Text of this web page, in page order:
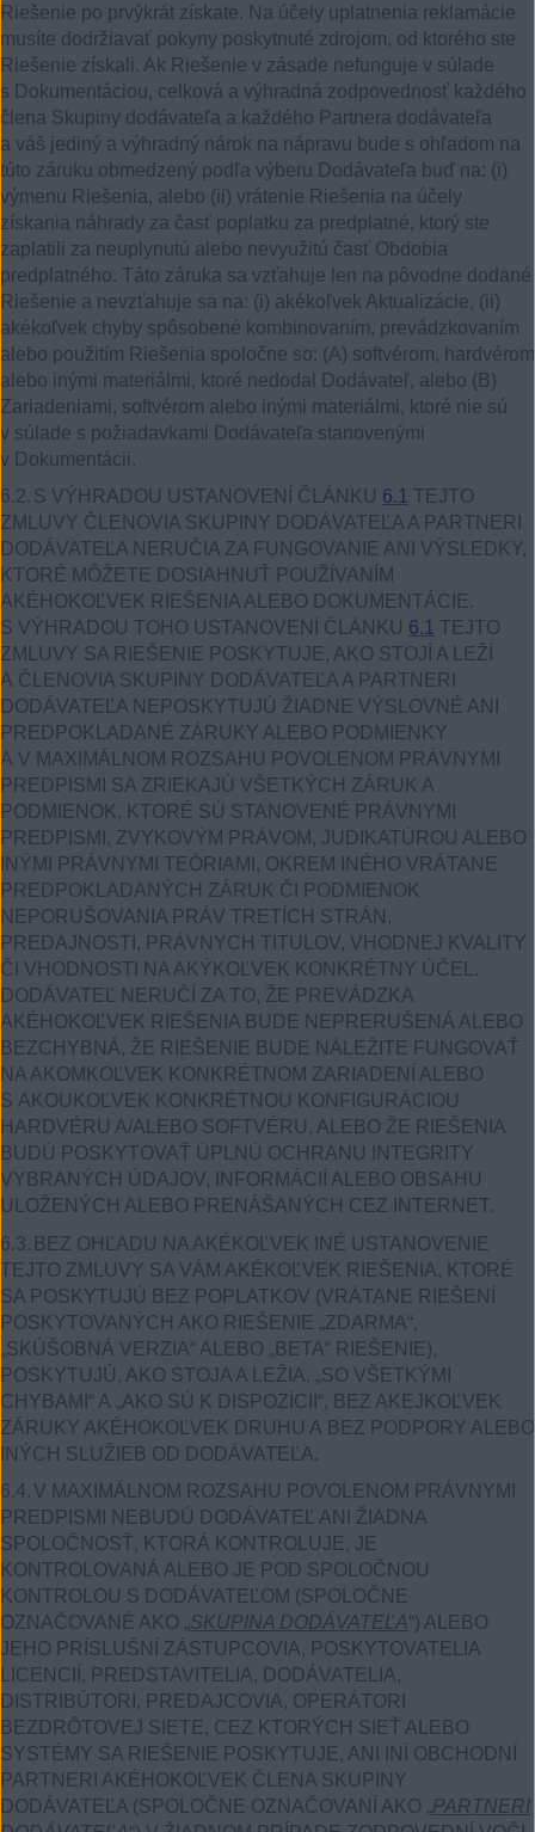
Riešenie po prvýkrát získate. Na účely uplatnenia reklamácie
musíte dodržiavať pokyny poskytnuté zdrojom, od ktorého ste
Riešenie získali. Ak Riešenie v zásade nefunguje v súlade
s Dokumentáciou, celková a výhradná zodpovednosť každého
člena Skupiny dodávateľa a každého Partnera dodávateľa
a váš jediný a výhradný nárok na nápravu bude s ohľadom na
túto záruku obmedzený podľa výberu Dodávateľa buď na: (i)
výmenu Riešenia, alebo (ii) vrátenie Riešenia na účely
získania náhrady za časť poplatku za predplatné, ktorý ste
zaplatili za neuplynutú alebo nevyužitú časť Obdobia
predplatného. Táto záruka sa vzťahuje len na pôvodne dodané
Riešenie a nevzťahuje sa na: (i) akékoľvek Aktualizácie, (ii)
akékoľvek chyby spôsobené kombinovaním, prevádzkovaním
alebo použitím Riešenia spoločne so: (A) softvérom, hardvérom
alebo inými materiálmi, ktoré nedodal Dodávateľ, alebo (B)
Zariadeniami, softvérom alebo inými materiálmi, ktoré nie sú
v súlade s požiadavkami Dodávateľa stanovenými
v Dokumentácii.
6.2. S VÝHRADOU USTANOVENÍ ČLÁNKU 6.1 TEJTO
ZMLUVY ČLENOVIA SKUPINY DODÁVATEĽA A PARTNERI
DODÁVATEĽA NERUČIA ZA FUNGOVANIE ANI VÝSLEDKY,
KTORÉ MÔŽETE DOSIAHNUŤ POUŽÍVANÍM
AKÉHOKOĽVEK RIEŠENIA ALEBO DOKUMENTÁCIE.
S VÝHRADOU TOHO USTANOVENÍ ČLÁNKU 6.1 TEJTO
ZMLUVY SA RIEŠENIE POSKYTUJE, AKO STOJÍ A LEŽÍ
A ČLENOVIA SKUPINY DODÁVATEĽA A PARTNERI
DODÁVATEĽA NEPOSKYTUJÚ ŽIADNE VÝSLOVNÉ ANI
PREDPOKLADANÉ ZÁRUKY ALEBO PODMIENKY
A V MAXIMÁLNOM ROZSAHU POVOLENOM PRÁVNYMI
PREDPISMI SA ZRIEKAJÚ VŠETKÝCH ZÁRUK A
PODMIENOK, KTORÉ SÚ STANOVENÉ PRÁVNYMI
PREDPISMI, ZVYKOVÝM PRÁVOM, JUDIKATÚROU ALEBO
INÝMI PRÁVNYMI TEÓRIAMI, OKREM INÉHO VRÁTANE
PREDPOKLADANÝCH ZÁRUK ČI PODMIENOK
NEPORUŠOVANIA PRÁV TRETÍCH STRÁN,
PREDAJNOSTI, PRÁVNYCH TITULOV, VHODNEJ KVALITY
ČI VHODNOSTI NA AKÝKOĽVEK KONKRÉTNY ÚČEL.
DODÁVATEĽ NERUČÍ ZA TO, ŽE PREVÁDZKA
AKÉHOKOĽVEK RIEŠENIA BUDE NEPRERUŠENÁ ALEBO
BEZCHYBNÁ, ŽE RIEŠENIE BUDE NÁLEŽITE FUNGOVAŤ
NA AKOMKOĽVEK KONKRÉTNOM ZARIADENÍ ALEBO
S AKOUKOĽVEK KONKRÉTNOU KONFIGURÁCIOU
HARDVÉRU A/ALEBO SOFTVÉRU, ALEBO ŽE RIEŠENIA
BUDÚ POSKYTOVAŤ ÚPLNÚ OCHRANU INTEGRITY
VYBRANÝCH ÚDAJOV, INFORMÁCIÍ ALEBO OBSAHU
ULOŽENÝCH ALEBO PRENÁŠANÝCH CEZ INTERNET.
6.3. BEZ OHĽADU NA AKÉKOĽVEK INÉ USTANOVENIE
TEJTO ZMLUVY SA VÁM AKÉKOĽVEK RIEŠENIA, KTORÉ
SA POSKYTUJÚ BEZ POPLATKOV (VRÁTANE RIEŠENÍ
POSKYTOVANÝCH AKO RIEŠENIE „ZDARMA“,
„SKÚŠOBNÁ VERZIA“ ALEBO „BETA“ RIEŠENIE),
POSKYTUJÚ, AKO STOJA A LEŽIA, „SO VŠETKÝMI
CHYBAMI“ A „AKO SÚ K DISPOZÍCII“, BEZ AKEJKOĽVEK
ZÁRUKY AKÉHOKOĽVEK DRUHU A BEZ PODPORY ALEBO
INÝCH SLUŽIEB OD DODÁVATEĽA.
6.4.V MAXIMÁLNOM ROZSAHU POVOLENOM PRÁVNYMI
PREDPISMI NEBUDÚ DODÁVATEĽ ANI ŽIADNA
SPOLOČNOSŤ, KTORÁ KONTROLUJE, JE
KONTROLOVANÁ ALEBO JE POD SPOLOČNOU
KONTROLOU S DODÁVATEĽOM (SPOLOČNE
OZNAČOVANÉ AKO „SKUPINA DODÁVATEĽA“) ALEBO
JEHO PRÍSLUŠNÍ ZÁSTUPCOVIA, POSKYTOVATELIA
LICENCIÍ, PREDSTAVITELIA, DODÁVATELIA,
DISTRIBÚTORI, PREDAJCOVIA, OPERÁTORI
BEZDRÔTOVEJ SIETE, CEZ KTORÝCH SIEŤ ALEBO
SYSTÉMY SA RIEŠENIE POSKYTUJE, ANI INÍ OBCHODNÍ
PARTNERI AKÉHOKOĽVEK ČLENA SKUPINY
DODÁVATEĽA (SPOLOČNE OZNAČOVANÍ AKO „PARTNERI